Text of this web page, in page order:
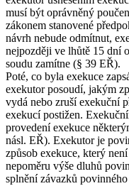
musí být oprávněný
zákonem stanovené
návrh nebude odmítnut,
nejpozději ve lhůtě 15 dní
soudu zamítne (§ 39 EŘ).
Poté, co byla exekuce
exekutor posoudí, jakým
vydá nebo zruší exekuční
exekucí postižen.
provedení exekuce
násl. EŘ). Exekutor je
způsob exekuce, který
nepoměru výše dluhů
splnění závazků